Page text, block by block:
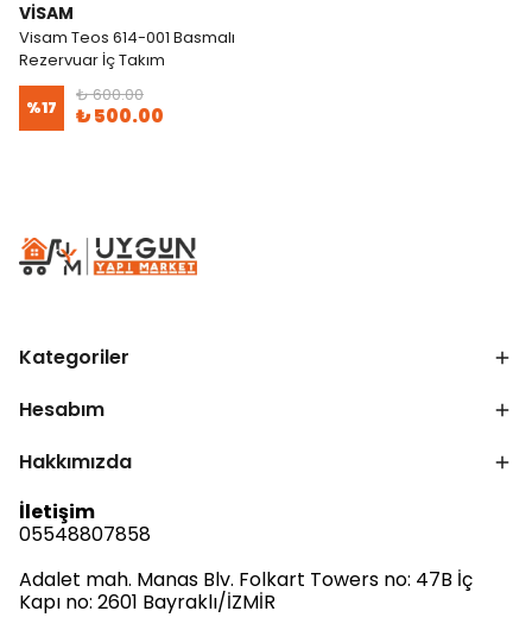
VISAM
Visam Teos 614-001 Basmalı
Rezervuar İç Takım
%17
₺ 600.00
₺ 500.00
Kategoriler
Hesabım
Hakkımızda
İletişim
05548807858
Adalet mah. Manas Blv. Folkart Towers no: 47B İç
Kapı no: 2601 Bayraklı/İZMİR